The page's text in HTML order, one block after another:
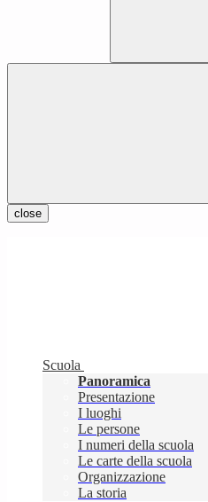
close
Scuola
Panoramica
Presentazione
I luoghi
Le persone
I numeri della scuola
Le carte della scuola
Organizzazione
La storia